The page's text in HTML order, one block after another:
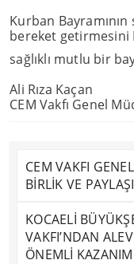
Kurban
bereket getirmesini
sağlıklı mutlu bir
Ali Rıza Kaçan
CEM Vakfı Genel
CEM VAKFI
BİRLİK VE
KOCAELİ
VAKFI’NDAN
ÖNEMLİ KAZANIM